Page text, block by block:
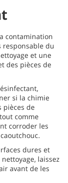
contamination
responsable du
et une
des pièces de
si la chimie
pièces de
comme
corroder les
dures et
laissez
avant de les